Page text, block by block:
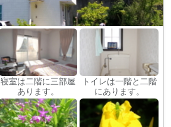
寝室は二階に三部屋
あります。
トイレは一階と二階
にあります。